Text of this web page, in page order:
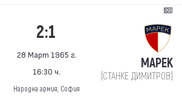
2:1
28 Март 1965 г.
16:30 ч.
Народна армия, София
МАРЕК
(СТАНКЕ ДИМИТРОВ)